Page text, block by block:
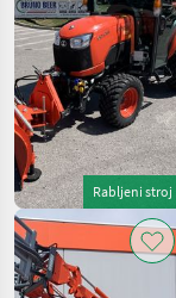
Rabljeni stroj